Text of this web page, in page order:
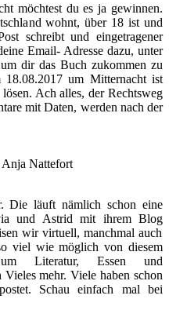
möchtest du es ja gewinnen.
wohnt, über 18 ist und
schreibt und eingetragener
Email- Adresse dazu, unter
dir das Buch zukommen zu
18.08.2017 um Mitternacht ist
Ach alles, der Rechtsweg
mit Daten, werden nach der
Anja Nattefort
Die läuft nämlich schon eine
und Astrid mit ihrem Blog
wir virtuell, manchmal auch
viel wie möglich von diesem
Literatur, Essen und
mehr. Viele haben schon
Schau einfach mal bei